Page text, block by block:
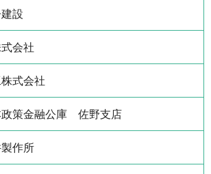
設
会社
式会社
政策金融公庫 佐野支店
作所